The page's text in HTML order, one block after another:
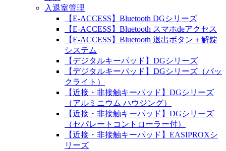
入退室管理
【E-ACCESS】Bluetooth DGシリーズ
【E-ACCESS】Bluetooth スマホdeアクセス
【E-ACCESS】Bluetooth 退出ボタン＋解錠
システム
【デジタルキーパッド】DGシリーズ
【デジタルキーパッド】DGシリーズ（バッ
クライト）
【近接・非接触キーパッド】DGシリーズ
（アルミニウム ハウジング）
【近接・非接触キーパッド】DGシリーズ
（セパレートコントローラー付）
【近接・非接触キーパッド】EASIPROXシ
リーズ